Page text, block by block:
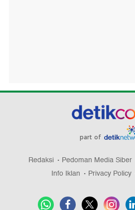
part of
Redaksi Pedoman Media Siber
Info Iklan
Privacy Policy